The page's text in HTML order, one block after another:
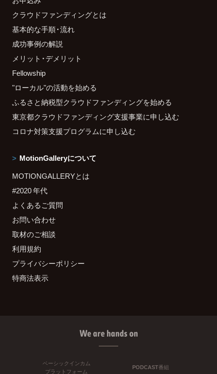
クラウドファンディングとは
基本的な手順・流れ
成功事例の解説
メリット・デメリット
Fellowship
"ローカル"の活動を始める
ふるさと納税型クラウドファンディングを始める
東京都クラウドファンディング支援事業に申し込む
コロナ対策支援プログラムに申し込む
MotionGalleryについて
MOTIONGALLERYとは
#2020 年代
よくあるご質問
お問い合わせ
取材のご相談
利用規約
プライバシーポリシー
特商法表示
We are hands on
ベーシックインカム
プラットフォーム
PODCAST番組